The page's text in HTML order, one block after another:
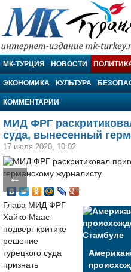
МК-Турция
МК-ТУРЦИЯ НОВОСТИ
ЭКОНОМИКА КУЛЬТУРА
КОММЕНТАРИИ
МИД ФРГ
суда, вынесенный
17 июля 2020, 10:02
←
Глава МИД ФРГ
Хайко Маас
подверг критике
решение
турецкого суда
признать